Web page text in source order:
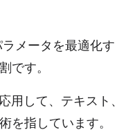
メータを最適化す
です。
用して、テキスト、
を指しています。